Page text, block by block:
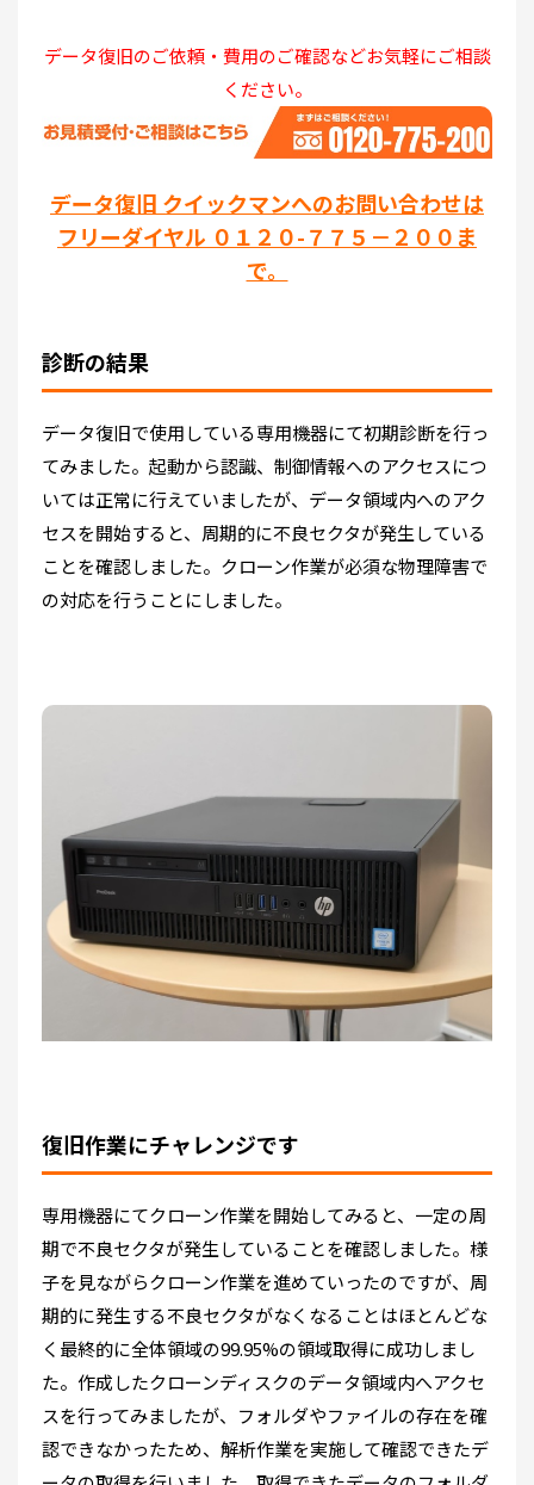
データ復旧のご依頼・費用のご確認などお気軽にご相談
ください。
データ復旧 クイックマンへのお問い合わせは
フリーダイヤル ０１２０-７７５－２００ま
で。
診断の結果
データ復旧で使用している専用機器にて初期診断を行っ
てみました。起動から認識、制御情報へのアクセスにつ
いては正常に行えていましたが、データ領域内へのアク
セスを開始すると、周期的に不良セクタが発生している
ことを確認しました。クローン作業が必須な物理障害で
の対応を行うことにしました。
復旧作業にチャレンジです
専用機器にてクローン作業を開始してみると、一定の周
期で不良セクタが発生していることを確認しました。様
子を見ながらクローン作業を進めていったのですが、周
期的に発生する不良セクタがなくなることはほとんどな
く最終的に全体領域の99.95%の領域取得に成功しまし
た。作成したクローンディスクのデータ領域内へアクセ
スを行ってみましたが、フォルダやファイルの存在を確
認できなかったため、解析作業を実施して確認できたデ